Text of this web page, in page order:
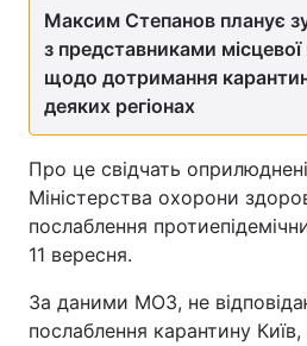
Техно і зв'язок
Зброя
Цікавинки
Екологія
Лонгріди
Максим Степанов планує
з представниками
щодо дотримання
деяких регіонах
Про це свідчать
Міністерства охорони
послаблення
11 вересня.
За даними МОЗ, не
послаблення карантину Київ,